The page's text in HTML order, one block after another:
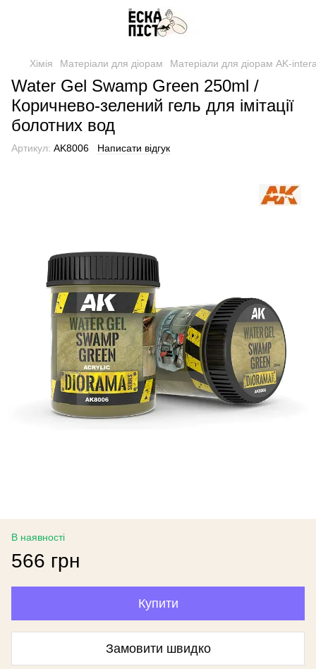
Хімія Матеріали для діорам Матеріали для діорам AK-
Water Gel Swamp Green 250ml /
Коричнево-зелений гель для імітації
болотних вод
Артикул: AK8006 Написати відгук
В наявності
566 грн
Купити
Замовити швидко